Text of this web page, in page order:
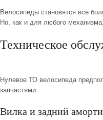
sale
special
Велосипеды становятся все
Но, как и для любого
Техническое
Нулевое ТО велосипеда
запчастями.
Вилка и задний